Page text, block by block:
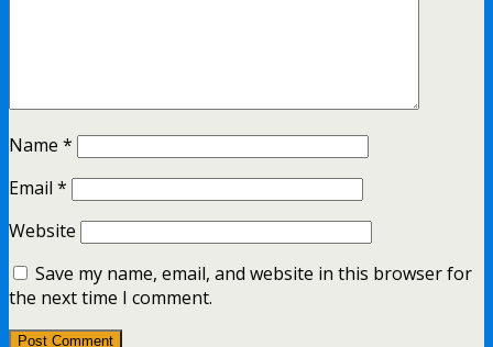
Name *
Email *
Website
Save my name, email, and website in this browser for
the next time I comment.